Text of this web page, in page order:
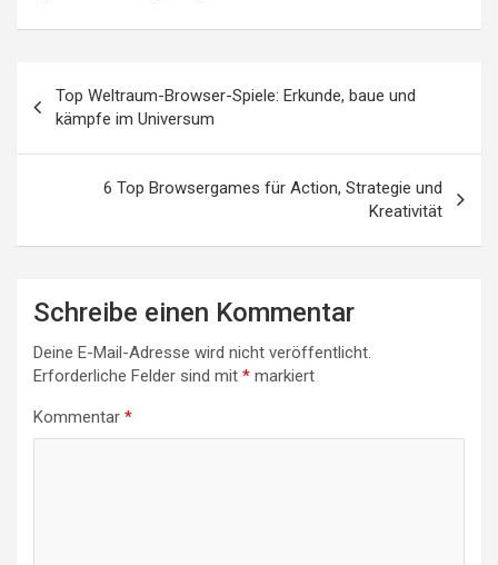
Top Weltraum-Browser-Spiele: Erkunde, baue und
kämpfe im Universum
6 Top Browsergames für Action, Strategie und
Kreativität
Schreibe einen Kommentar
Deine E-Mail-Adresse wird nicht veröffentlicht.
Erforderliche Felder sind mit * markiert
Kommentar *